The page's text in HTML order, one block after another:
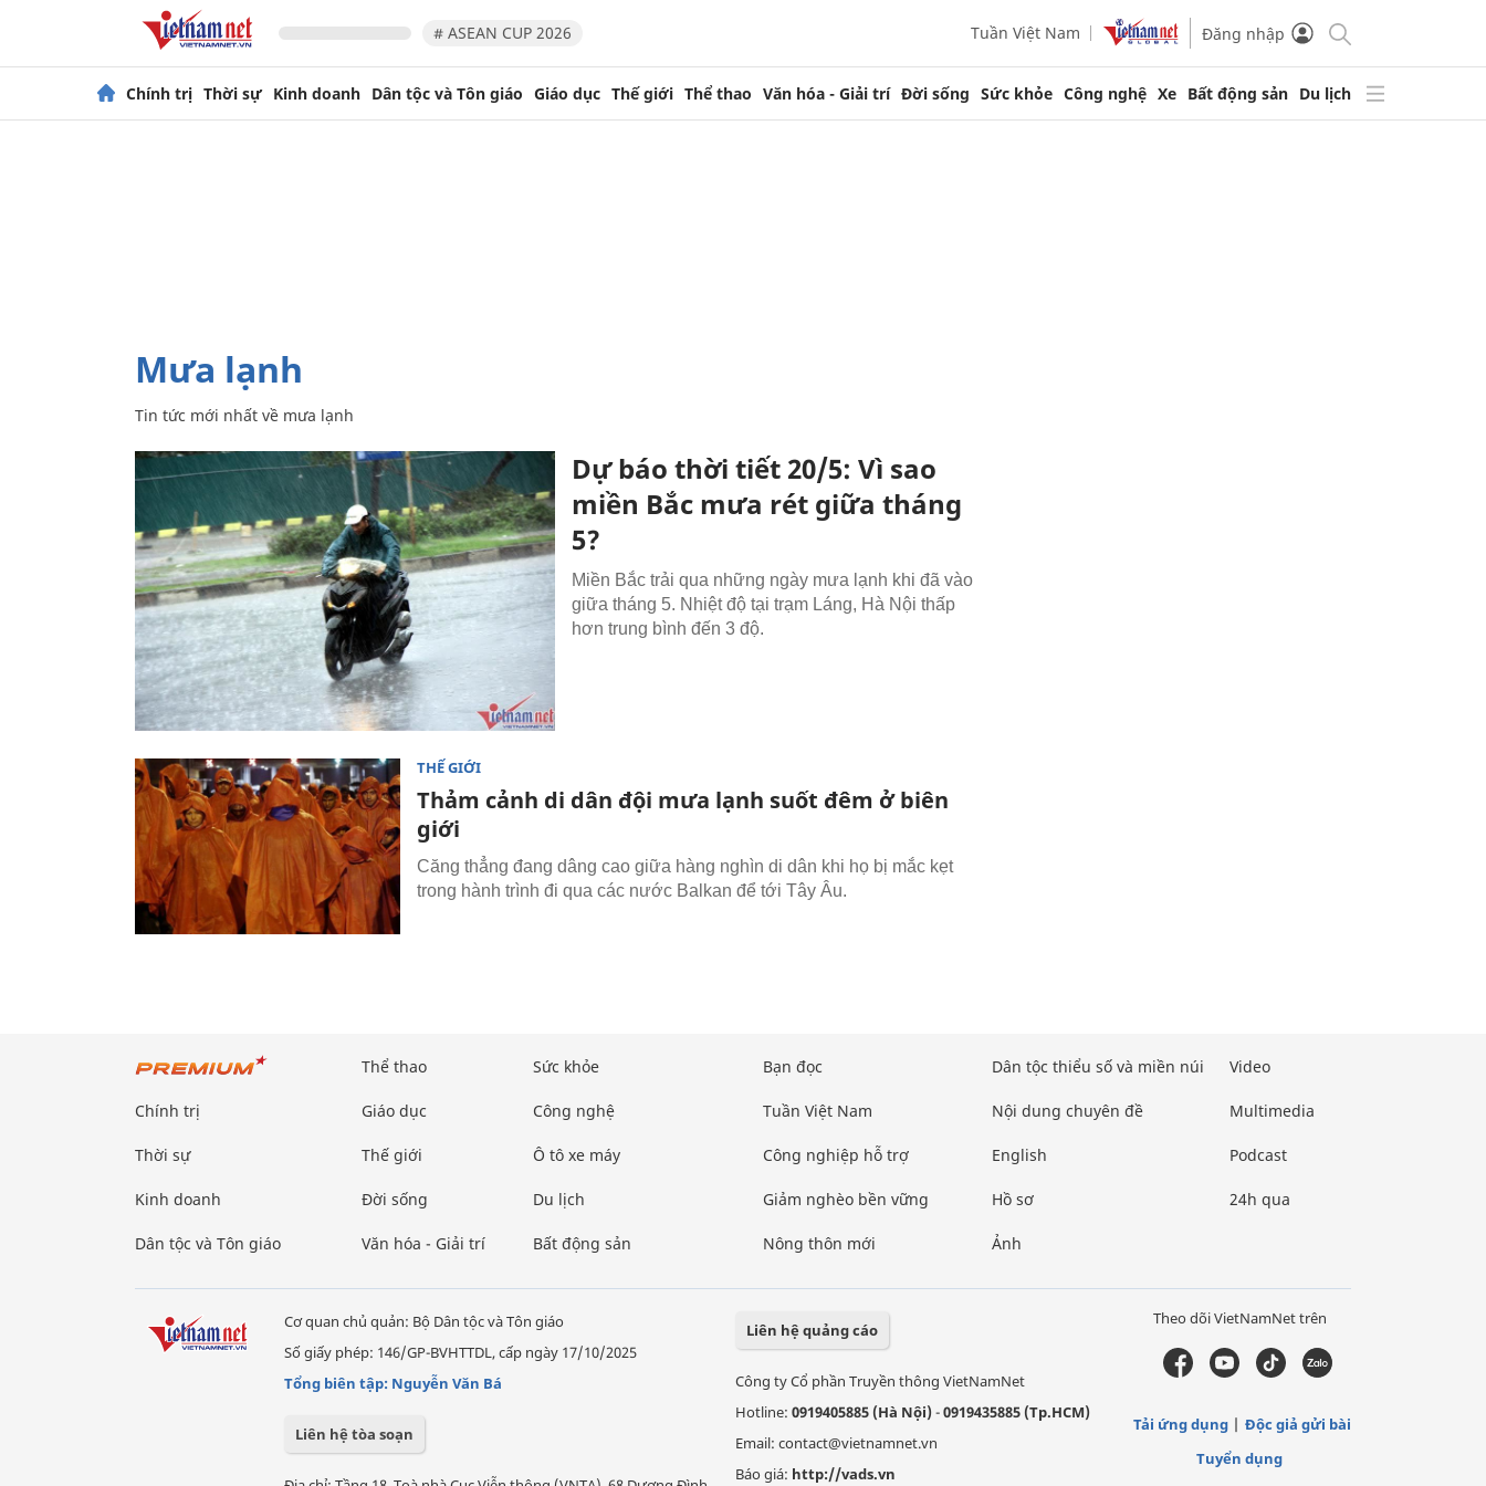
# ASEAN CUP 2026 Tuần Việt Nam Đăng nhập
Chính trị Thời sự Kinh doanh Dân tộc và Tôn giáo Giáo dục Thế giới Thể thao Văn hóa - Giải trí Đời sống Sức khỏe Công nghệ Xe Bất động sản Du lịch
mưa lạnh
Tin tức mới nhất về mưa lạnh
Dự báo thời tiết 20/5: Vì sao
miền Bắc mưa rét giữa tháng
5?
Miền Bắc trải qua những ngày mưa lạnh khi đã vào
giữa tháng 5. Nhiệt độ tại trạm Láng, Hà Nội thấp
hơn trung bình đến 3 độ.
THẾ GIỚI
Thảm cảnh di dân đội mưa lạnh suốt đêm ở biên
giới
Căng thẳng đang dâng cao giữa hàng nghìn di dân khi họ bị mắc kẹt
trong hành trình đi qua các nước Balkan để tới Tây Âu.
Chính trị
Thời sự
Kinh doanh
Dân tộc và Tôn giáo
Thể thao
Giáo dục
Thế giới
Đời sống
Văn hóa - Giải trí
Sức khỏe
Công nghệ
Ô tô xe máy
Du lịch
Bất động sản
Bạn đọc
Tuần Việt Nam
Công nghiệp hỗ trợ
Giảm nghèo bền vững
Nông thôn mới
Dân tộc thiểu số và miền núi
Nội dung chuyên đề
English
Hồ sơ
Ảnh
Video
Multimedia
Podcast
24h qua
Cơ quan chủ quản: Bộ Dân tộc và Tôn giáo
Số giấy phép: 146/GP-BVHTTDL, cấp ngày 17/10/2025
Tổng biên tập: Nguyễn Văn Bá
Liên hệ tòa soạn
Liên hệ quảng cáo
Công ty Cổ phần Truyền thông VietNamNet
Hotline: 0919405885 (Hà Nội)-0919435885 (Tp.HCM)
Email: contact@vietnamnet.vn
Báo giá: http://vads.vn
Theo dõi VietNamNet trên
Tải ứng dụng
Độc giả gửi bài
Tuyển dụng